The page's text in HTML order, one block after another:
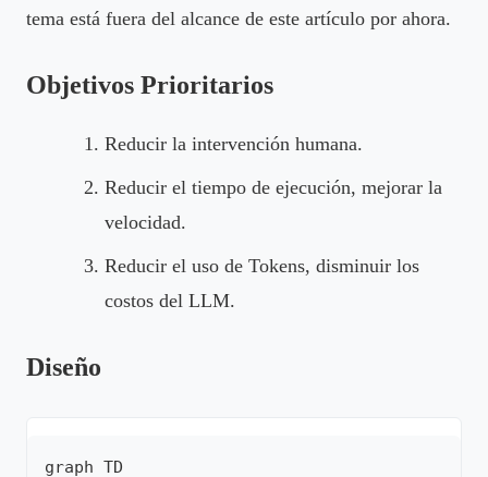
tema está fuera del alcance de este artículo por ahora.
Objetivos Prioritarios
Reducir la intervención humana.
Reducir el tiempo de ejecución, mejorar la
velocidad.
Reducir el uso de Tokens, disminuir los
costos del LLM.
Diseño
graph TD